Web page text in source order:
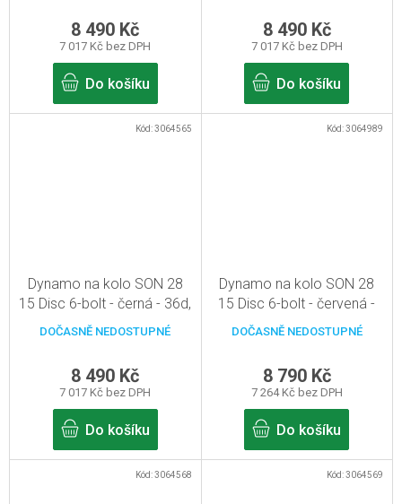
7 017 Kč bez DPH
8 490 Kč
Do košíku
7 017 Kč bez DPH
8 490 Kč
Do košíku
Dynamo na kolo SON 28
15 Disc 6-bolt - černá - 36d,
pevná osa 15mm
DOČASNĚ NEDOSTUPNÉ
7 017 Kč bez DPH
8 490 Kč
Do košíku
Kód:3064565
Dynamo na kolo SON 28
15 Disc 6-bolt - červená -
32d, pevná osa 15mm
DOČASNĚ NEDOSTUPNÉ
7 264 Kč bez DPH
8 790 Kč
Do košíku
Kód:3064989
Kód:3064568 Kód:3064569